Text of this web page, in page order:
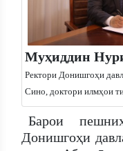
Муҳиддин
Ректори Донишгоҳи
Сино, доктори илмҳои
Барои
Донишгоҳи